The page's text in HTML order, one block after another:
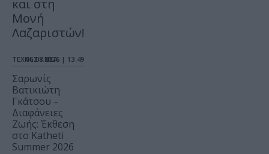
και στη
Μονή
Λαζαριστών!
ΤΕΧΝΕΣ / ΝΕΑ
06.08.2026 | 13.49
Σαρωνίς
Βατικιώτη
Γκάτσου –
Διαφάνειες
Ζωής: Έκθεση
στο Katheti
Summer 2026